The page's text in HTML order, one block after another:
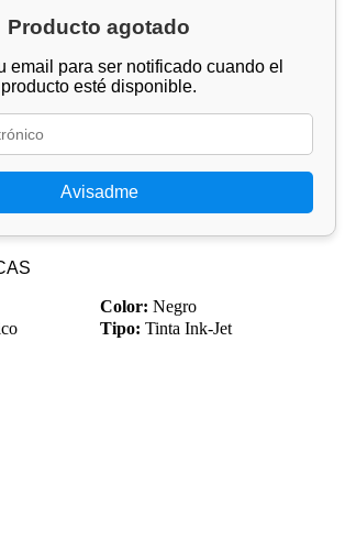
Producto agotado
email para ser notificado cuando el
producto esté disponible.
Avisadme
Color: Negro
Tipo: Tinta Ink-Jet